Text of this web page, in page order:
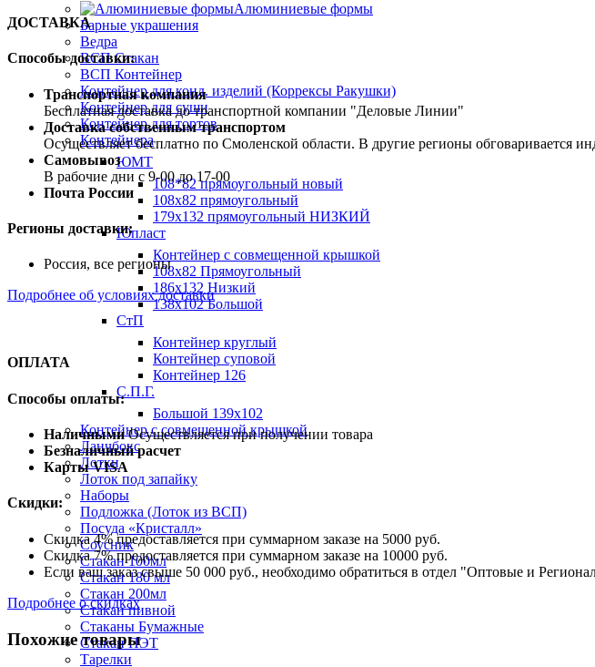
Алюминиевые формы
Барные украшения
Ведра
ВСП Стакан
ВСП Контейнер
Контейнер для конд. изделий (Коррексы Ракушки)
Контейнер для суши
Контейнер для тортов
Контейнера
ЮМТ
108*82 прямоугольный новый
108х82 прямоугольный
179х132 прямоугольный НИЗКИЙ
Юпласт
Контейнер с совмещенной крышкой
108х82 Прямоугольный
186х132 Низкий
138х102 Большой
СтП
Контейнер круглый
Контейнер суповой
Контейнер 126
С.П.Г.
Большой 139х102
Контейнер с совмещенной крышкой
Ланчбокс
Лотки
Лоток под запайку
Наборы
Подложка (Лоток из ВСП)
Посуда «Кристалл»
Соусник
Стакан 100мл
Стакан 180 мл
Стакан 200мл
Стакан пивной
Стаканы Бумажные
Стакан ПЭТ
Тарелки
ДОСТАВКА
Способы доставки:
Транспортная компания
Бесплатная доставка до транспортной компании "Деловые Линии"
Доставка собственным транспортом
Осуществляет бесплатно по Смоленской области. В другие регионы обговаривается
Самовывоз
В рабочие дни с 9-00 до 17-00
Почта России
Регионы доставки:
Россия, все регионы
Подробнее об условиях доставки
ОПЛАТА
Способы оплаты:
НаличнымиОсуществляется при получении товара
Безналичный расчет
Карты VISA
Скидки:
Скидка 4% предоставляется при суммарном заказе на 5000 руб.
Скидка 7% предоставляется при суммарном заказе на 10000 руб.
Если ваш заказ свыше 50 000 руб., необходимо обратиться в отдел "Оптовые и
Подробнее о скидках
Похожие товары